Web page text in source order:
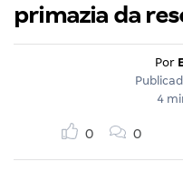
primazia da
Por
4
0 0